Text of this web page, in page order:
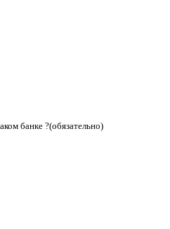
банке ?(обязательно)